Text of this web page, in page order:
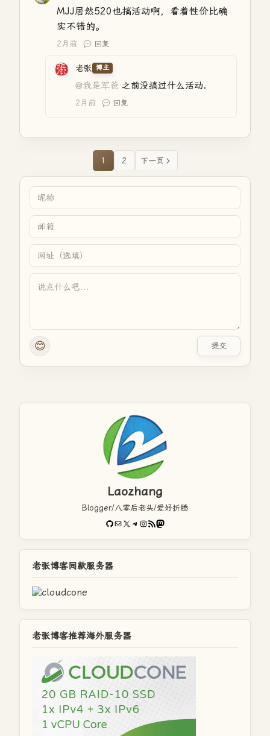
MJJ居然520也搞活动啊，看着性价比确
实不错的。
2月前 回复
老张 博主
@我是军爸 之前没搞过什么活动，
2月前 回复
1 2 下一页
😊 提交
Laozhang
Blogger/八零后老头/爱好折腾
GitHub
电子邮件X Telegram
Instagram
RSS FeedMastodon
老张博客同款服务器
老张博客推荐海外服务器